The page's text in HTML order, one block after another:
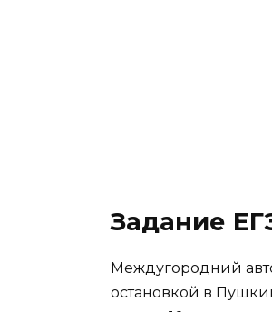
Задание
Междугородний
остановкой в